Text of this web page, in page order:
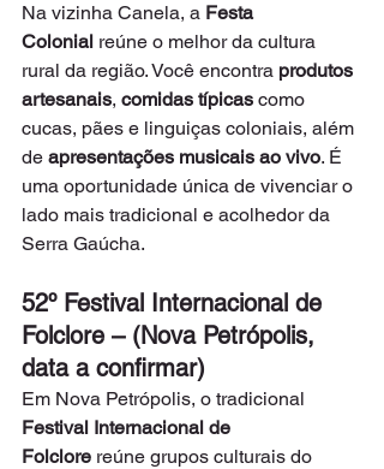
Na vizinha Canela, a Festa
Colonial reúne o melhor da cultura
rural da região. Você encontra produtos
artesanais, comidas típicas como
cucas, pães e linguiças coloniais, além
de apresentações musicais ao vivo. É
uma oportunidade única de vivenciar o
lado mais tradicional e acolhedor da
Serra Gaúcha.
52º Festival Internacional de
Folclore – (Nova Petrópolis,
data a confirmar)
Em Nova Petrópolis, o tradicional
Festival Internacional de
Folclore reúne grupos culturais do